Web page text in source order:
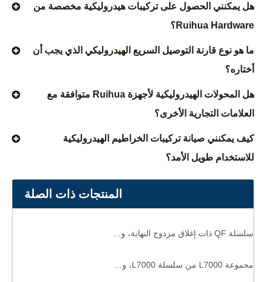
هل يمكنني الحصول على تركيبات هيدروليكية مخصصة من
Ruihua Hardware؟
ما هو نوع قارنة التوصيل السريع الهيدروليكي الذي يجب أن
أختاره؟
هل المحولات الهيدروليكية لأجهزة Ruihua متوافقة مع
العلامات التجارية الأخرى؟
كيف يمكنني صيانة تركيبات الخراطيم الهيدروليكية
للاستخدام طويل الأمد؟
المنتجات ذات الصلة